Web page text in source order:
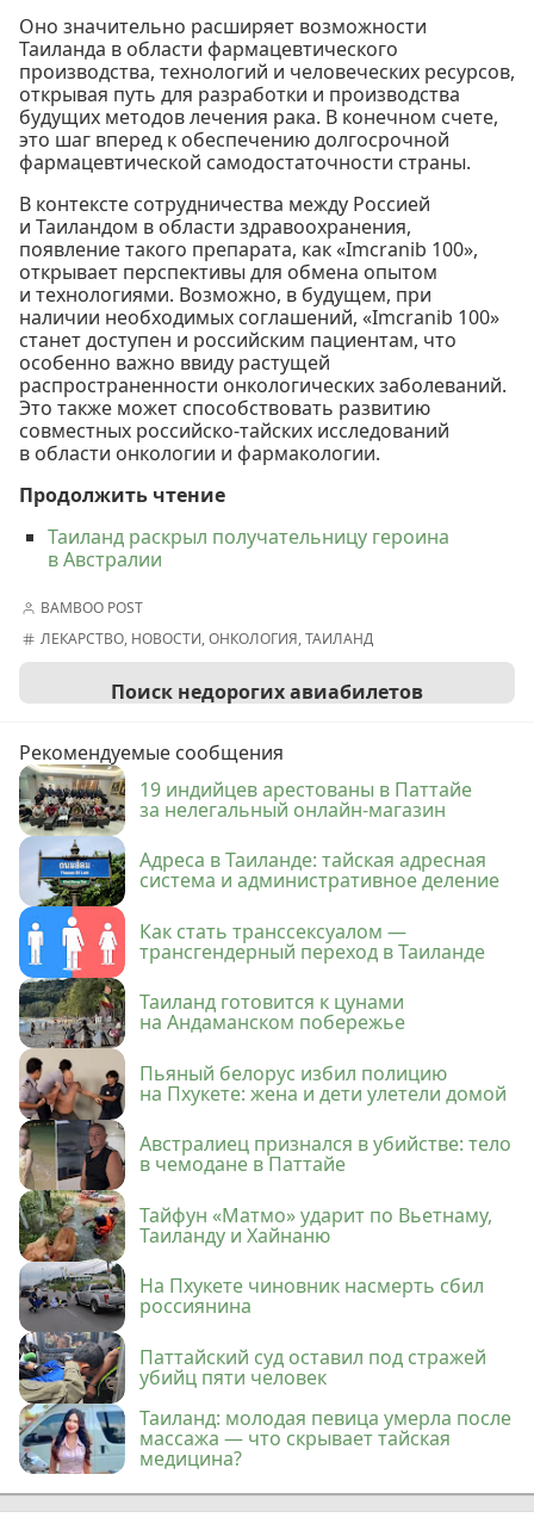
Оно значительно расширяет возможности
Таиланда в области фармацевтического
производства, технологий и человеческих ресурсов,
открывая путь для разработки и производства
будущих методов лечения рака. В конечном счете,
это шаг вперед к обеспечению долгосрочной
фармацевтической самодостаточности страны.
В контексте сотрудничества между Россией
и Таиландом в области здравоохранения,
появление такого препарата, как «Imcranib 100»,
открывает перспективы для обмена опытом
и технологиями. Возможно, в будущем, при
наличии необходимых соглашений, «Imcranib 100»
станет доступен и российским пациентам, что
особенно важно ввиду растущей
распространенности онкологических заболеваний.
Это также может способствовать развитию
совместных российско-тайских исследований
в области онкологии и фармакологии.
Продолжить чтение
Таиланд раскрыл получательницу героина
в Австралии
BAMBOO POST
ЛЕКАРСТВО, НОВОСТИ,ОНКОЛОГИЯ,ТАИЛАНД
Поиск недорогих авиабилетов
Рекомендуемые сообщения
19 индийцев арестованы в Паттайе
за нелегальный онлайн-магазин
Адреса в Таиланде: тайская адресная
система и административное деление
Как стать транссексуалом —
трансгендерный переход в Таиланде
Таиланд готовится к цунами
на Андаманском побережье
Пьяный белорус избил полицию
на Пхукете: жена и дети улетели домой
Австралиец признался в убийстве: тело
в чемодане в Паттайе
Тайфун «Матмо» ударит по Вьетнаму,
Таиланду и Хайнаню
На Пхукете чиновник насмерть сбил
россиянина
Паттайский суд оставил под стражей
убийц пяти человек
Таиланд: молодая певица умерла после
массажа — что скрывает тайская
медицина?